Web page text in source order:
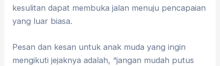
kesulitan dapat membuka jalan menuju pencapaian
yang luar biasa.
Pesan dan kesan untuk anak muda yang ingin
mengikuti jejaknya adalah, “jangan mudah putus